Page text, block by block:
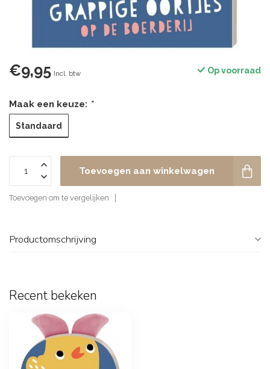
€9,95 Incl. btw Op voorraad
Maak een keuze: *
Standaard
Toevoegen aan winkelwagen
Toevoegen om te vergelijken
Productomschrijving
Recent bekeken